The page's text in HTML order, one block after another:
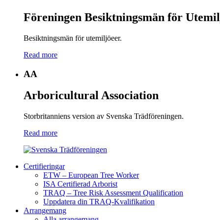
Föreningen Besiktningsmän för
Besiktningsmän för utemiljöeer.
Read more
AA
Arboricultural Association
Storbritanniens version av Svenska Trädföreningen.
Read more
Certifieringar
ETW – European Tree Worker
ISA Certifierad Arborist
TRAQ – Tree Risk Assessment Qualification
Uppdatera din TRAQ-Kvalifikation
Arrangemang